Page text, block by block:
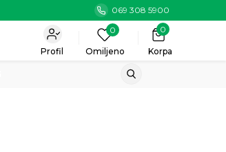
069 308 5900
Korpa
0
0
Omiljeno
Profil